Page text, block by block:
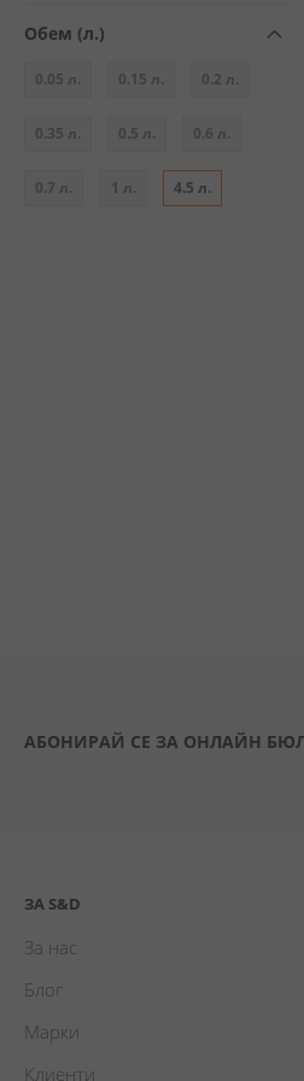
Обем (л.)
0.05 л. 0.15 л. 0.2 л.
0.35 л. 0.5 л. 0.6 л.
0.7 л. 1 л. 4.5 л.
АБОНИРАЙ СЕ ЗА ОНЛАЙН
ЗА S&D
За нас
Блог
Марки
Клиенти